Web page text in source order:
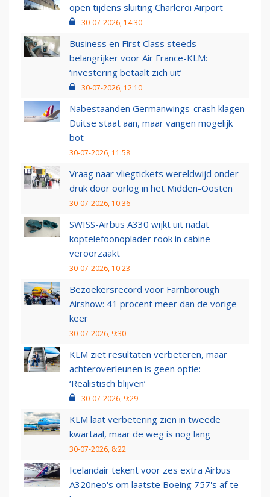
open tijdens sluiting Charleroi Airport
30-07-2026, 14:30
Business en First Class steeds
belangrijker voor Air France-KLM:
‘investering betaalt zich uit’
30-07-2026, 12:10
Nabestaanden Germanwings-crash klagen
Duitse staat aan, maar vangen mogelijk
bot
30-07-2026, 11:58
Vraag naar vliegtickets wereldwijd onder
druk door oorlog in het Midden-Oosten
30-07-2026, 10:36
SWISS-Airbus A330 wijkt uit nadat
koptelefoonoplader rook in cabine
veroorzaakt
30-07-2026, 10:23
Bezoekersrecord voor Farnborough
Airshow: 41 procent meer dan de vorige
keer
30-07-2026, 9:30
KLM ziet resultaten verbeteren, maar
achteroverleunen is geen optie:
‘Realistisch blijven’
30-07-2026, 9:29
KLM laat verbetering zien in tweede
kwartaal, maar de weg is nog lang
30-07-2026, 8:22
Icelandair tekent voor zes extra Airbus
A320neo's om laatste Boeing 757's af te